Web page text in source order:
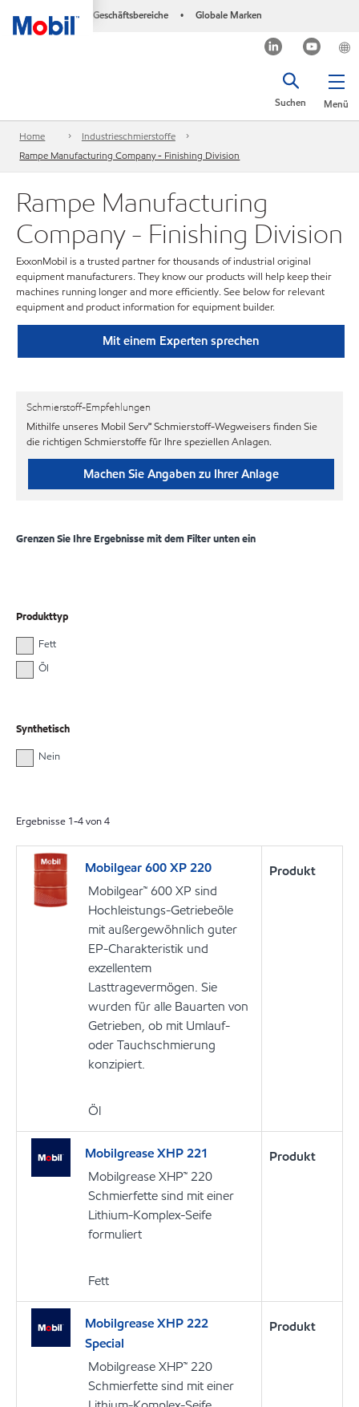
Geschäftsbereiche • Globale Marken
Menü
Suchen
Home
Industrieschmierstoffe
Rampe Manufacturing Company - Finishing Division
Rampe Manufacturing
Company - Finishing Division
ExxonMobil is a trusted partner for thousands of industrial original
equipment manufacturers. They know our products will help keep their
machines running longer and more efficiently. See below for relevant
equipment and product information for equipment builder.
Mit einem Experten sprechen
Schmierstoff-Empfehlungen
Mithilfe unseres Mobil Serv℠ Schmierstoff-Wegweisers finden Sie
die richtigen Schmierstoffe für Ihre speziellen Anlagen.
Machen Sie Angaben zu Ihrer Anlage
Grenzen Sie Ihre Ergebnisse mit dem Filter unten ein
Produkttyp
Fett
Öl
Synthetisch
Nein
Ergebnisse 1-4von4
Mobilgear 600 XP 220
Mobilgear™ 600 XP sind
Hochleistungs-Getriebeöle
mit außergewöhnlich guter
EP-Charakteristik und
exzellentem
Lasttragevermögen. Sie
wurden für alle Bauarten von
Getrieben, ob mit Umlauf-
oder Tauchschmierung
konzipiert.
Öl
Produkt
Mobilgrease XHP 221
Mobilgrease XHP™ 220
Schmierfette sind mit einer
Lithium-Komplex-Seife
formuliert
Fett
Produkt
Mobilgrease XHP 222
Special
Mobilgrease XHP™ 220
Schmierfette sind mit einer
Produkt